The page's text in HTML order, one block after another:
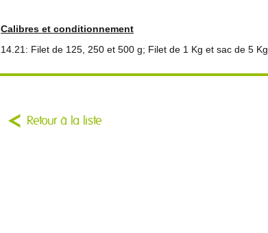
Calibres et conditionnement
14.21: Filet de 125, 250 et 500 g; Filet de 1 Kg et sac de 5 Kg.
Retour à la liste